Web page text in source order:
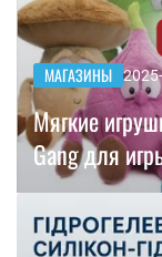
МАГАЗИНЫ
Мягкие
Gang для